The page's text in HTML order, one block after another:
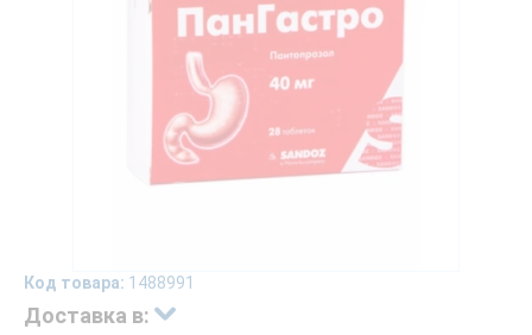
Код товара: 1488991
Доставка в: